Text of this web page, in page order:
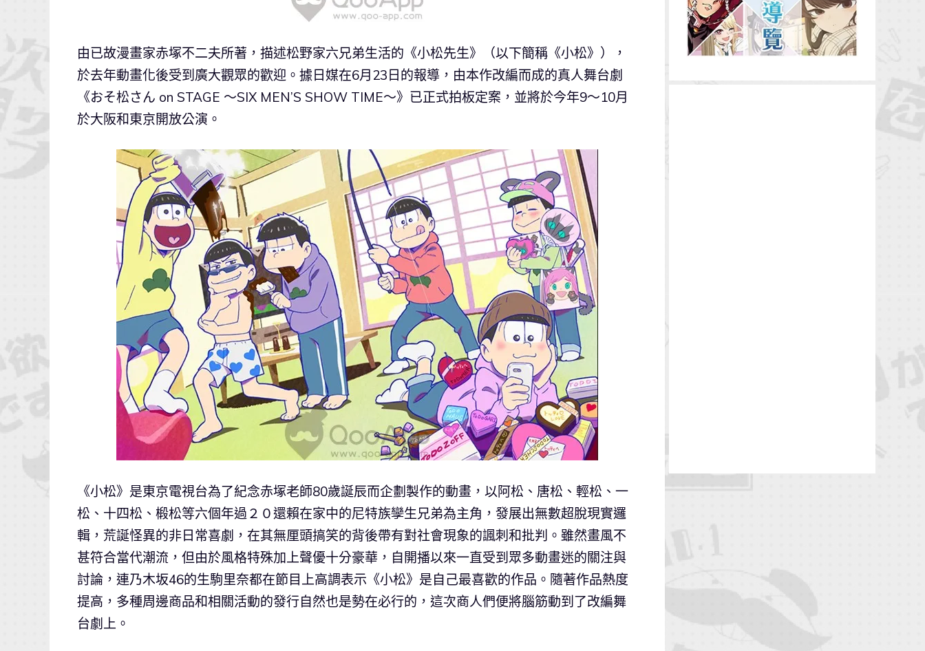
由已故漫畫家赤塚不二夫所著，描述松野家六兄弟生活的《小松先生》（以下簡稱《小松》），
於去年動畫化後受到廣大觀眾的歡迎。據日媒在6月23日的報導，由本作改編而成的真人舞台劇
《おそ松さん on STAGE ～SIX MEN’S SHOW TIME～》已正式拍板定案，並將於今年9～10月
於大阪和東京開放公演。
《小松》是東京電視台為了紀念赤塚老師80歲誕辰而企劃製作的動畫，以阿松、唐松、輕松、一
松、十四松、椴松等六個年過２０還賴在家中的尼特族孿生兄弟為主角，發展出無數超脫現實邏
輯，荒誕怪異的非日常喜劇，在其無厘頭搞笑的背後帶有對社會現象的諷刺和批判。雖然畫風不
甚符合當代潮流，但由於風格特殊加上聲優十分豪華，自開播以來一直受到眾多動畫迷的關注與
討論，連乃木坂46的生駒里奈都在節目上高調表示《小松》是自己最喜歡的作品。隨著作品熱度
提高，多種周邊商品和相關活動的發行自然也是勢在必行的，這次商人們便將腦筋動到了改編舞
台劇上。